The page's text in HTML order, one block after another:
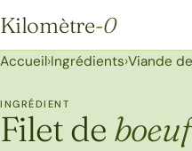
Kilomètre-0
Kilomètre-0
Accueil›Ingrédients›Viande
INGRÉDIENT
Filet de boeuf